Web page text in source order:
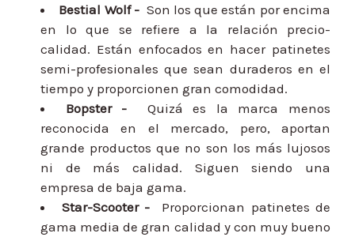
Bestial Wolf - Son los que están por encima
en lo que se refiere a la relación precio-
calidad. Están enfocados en hacer patinetes
semi-profesionales que sean duraderos en el
tiempo y proporcionen gran comodidad.
Bopster - Quizá es la marca menos
reconocida en el mercado, pero, aportan
grande productos que no son los más lujosos
ni de más calidad. Siguen siendo una
empresa de baja gama.
Star-Scooter - Proporcionan patinetes de
gama media de gran calidad y con muy bueno